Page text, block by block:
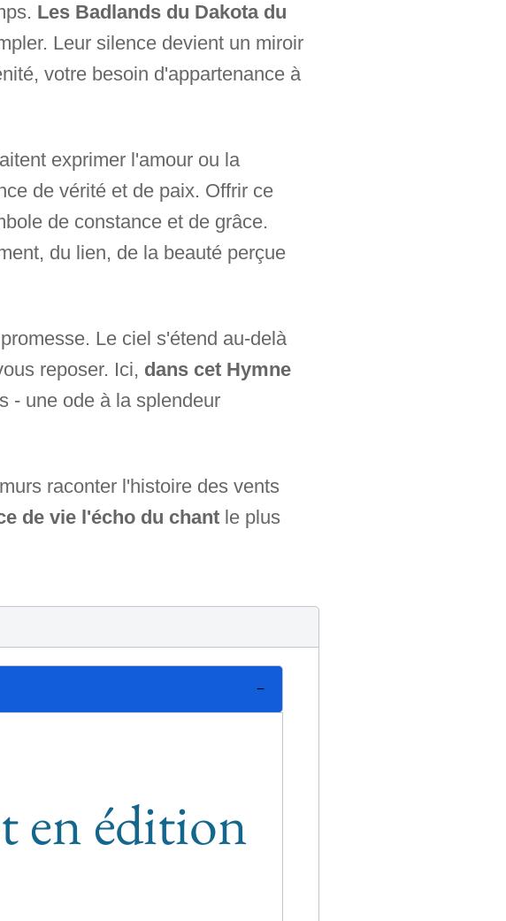
Les Badlands du Dakota du
Leur silence devient un miroir
votre besoin d'appartenance à
exprimer l'amour ou la
de vérité et de paix. Offrir ce
de constance et de grâce.
du lien, de la beauté perçue
Le ciel s'étend au-delà
reposer. Ici, dans cet Hymne
- une ode à la splendeur
raconter l'histoire des vents
de vie l'écho du chantle plus
en édition